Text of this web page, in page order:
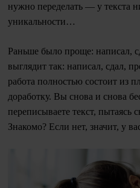
нужно переделать — у текста
уникальности…
Раньше было проще: написал,
выглядит так: написал, сдал,
работа полностью состоит из
доработку. Вы снова и снова
переписываете текст, пытаясь
Знакомо? Если нет, значит, у